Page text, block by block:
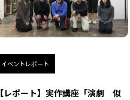
イベントレポート
【レポート】実作講座「演劇 似